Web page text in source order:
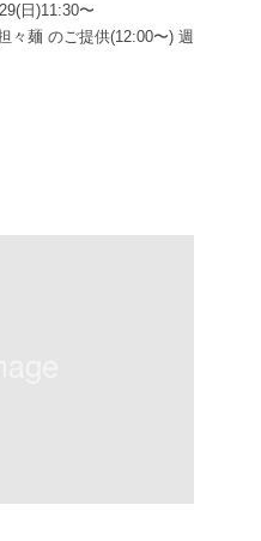
日)11:30〜
々麺 のご提供(12:00〜) 週